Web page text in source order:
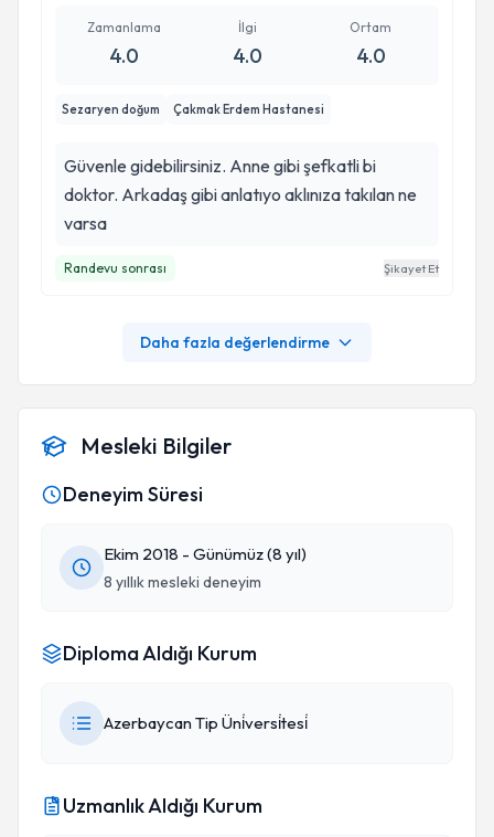
Zamanlama
4.0
İlgi
4.0
Ortam
4.0
Sezaryen doğum Çakmak Erdem Hastanesi
Güvenle gidebilirsiniz. Anne gibi şefkatli bi
doktor. Arkadaş gibi anlatıyo aklınıza takılan ne
varsa
Randevu sonrası Şikayet Et
Daha fazla değerlendirme
Mesleki Bilgiler
Deneyim Süresi
Ekim 2018 - Günümüz (8 yıl)
8 yıllık mesleki deneyim
Diploma Aldığı Kurum
Azerbaycan Tip Üni̇versi̇tesi̇
Uzmanlık Aldığı Kurum